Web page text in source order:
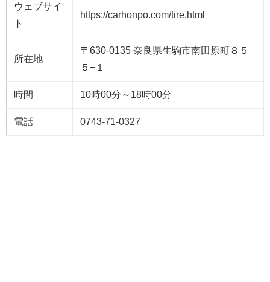
ウェブサイ
ト
https://carhonpo.com/tire.html
所在地
〒630-0135 奈良県生駒市南田原町８５
５−１
時間 10時00分～18時00分
電話 0743-71-0327